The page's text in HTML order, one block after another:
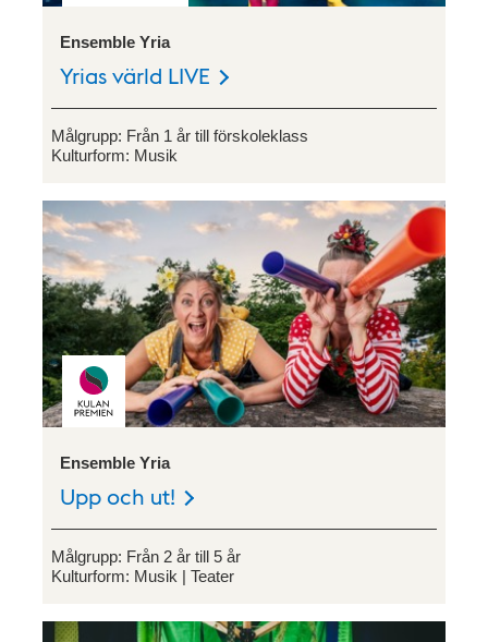
Ensemble Yria
Yrias värld LIVE
Målgrupp: Från 1 år till förskoleklass
Kulturform: Musik
Ensemble Yria
Upp och ut!
Målgrupp: Från 2 år till 5 år
Kulturform: Musik Teater